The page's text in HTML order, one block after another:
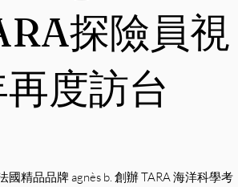
探險員視
度訪台
精品品牌 agnès b. 創辦 TARA 海洋科學考